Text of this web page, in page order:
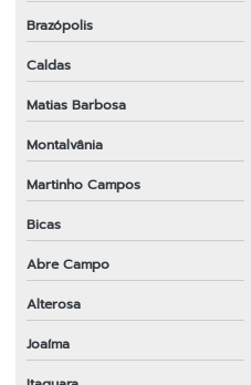
Brazópolis
Caldas
Matias Barbosa
Montalvânia
Martinho Campos
Bicas
Abre Campo
Alterosa
Joaíma